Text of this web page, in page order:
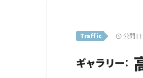
Traffic 公開
ギャラリー：